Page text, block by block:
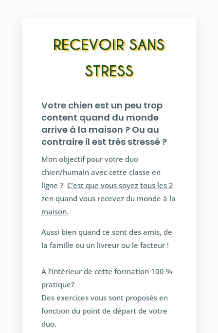
RECEVOIR SANS
STRESS
Votre chien est un peu trop
content quand du monde
arrive à la maison ? Ou au
contraire il est très stressé ?
Mon objectif pour votre duo
chien/humain avec cette classe en
ligne ? C’est que vous soyez tous les 2
zen quand vous recevez du monde à la
maison.
Aussi bien quand ce sont des amis, de
la famille ou un livreur ou le facteur !
À l’intérieur de cette formation 100 %
pratique?
Des exercices vous sont proposés en
fonction du point de départ de votre
duo.